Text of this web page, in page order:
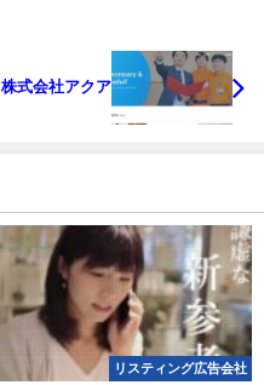
株式会社アクア
リスティング広告会社